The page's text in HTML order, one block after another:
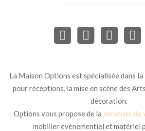
La Maison Options est spécialisée dans
pour réceptions, la mise en scène des
décoration.
Options vous propose de la location de
mobilier événementiel et matériel